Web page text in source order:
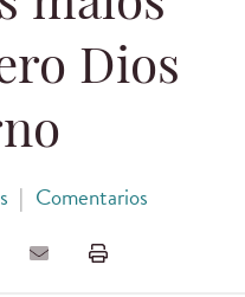
Dios
| Comentarios